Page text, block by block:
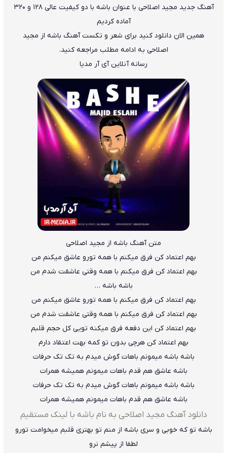
آهنگ جدید مجید اصلاحی با عنوان باشه
با دو کیفیت عالی ۱۲۸ و ۳۲۰
آماده کردیم
همین الان دانلود کنید برای شعر و تکست آهنگ باشه از مجید
اصلاحی به ادامه مطلب مراجعه کنید.
رسانه آنلاین آی آر مدیا
متن آهنگ باشه از مجید اصلاحی
بهم اعتماد کن فرق میکنم با همه تورو عاشق میکنم من
بهم اعتماد کن فرق میکنم با همه وقتی عاشقت شدم من
باشه باشه …
بهم اعتماد کن فرق میکنم با همه تورو عاشق میکنم من
بهم اعتماد کن فرق میکنم با همه وقتی عاشقت شدم من
بهم اعتماد کن این دفعه فرق میکنه تویی کل حجم قلبم
بهم اعتماد کن هرچی بدون تو کمه بهت اعتقاد دارم
باشه باشه میمونم باهات گوش میدم به تک تک حرفات
باشه عاشق هم قدم باهات میمونم همیشه همرات
باشه باشه میمونم باهات گوش میدم به تک تک حرفات
باشه عاشق هم قدم باهات میمونم همیشه همرات
دانلود آهنگ مجید اصلاحی به نام باشه با لینک مستقیم
باشه تو که خوبی و سری باشه از منم تو بهتری قلبم میخوامت تورو
لطفا از پیشم نرو